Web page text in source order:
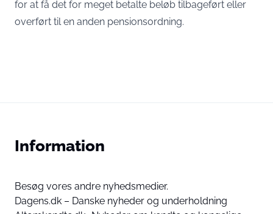
for at få det for meget betalte beløb tilbageført eller
overført til en anden pensionsordning.
Information
Besøg vores andre nyhedsmedier.
Dagens.dk – Danske nyheder og underholdning